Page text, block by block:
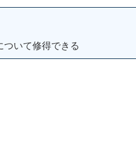
ついて修得できる